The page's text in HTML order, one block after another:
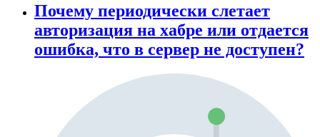
Почему периодически слетает
авторизация на хабре или отдается
ошибка, что в сервер не доступен?